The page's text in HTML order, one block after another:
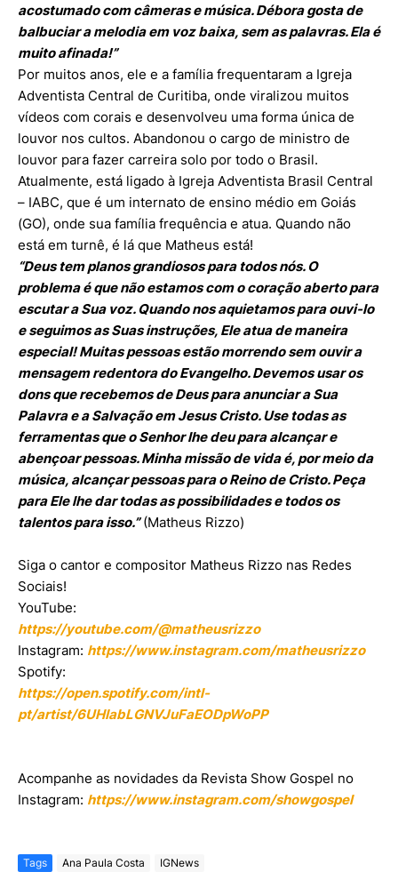
acostumado com câmeras e música. Débora gosta de
balbuciar a melodia em voz baixa, sem as palavras. Ela é
muito afinada!”
Por muitos anos, ele e a família frequentaram a Igreja
Adventista Central de Curitiba, onde viralizou muitos
vídeos com corais e desenvolveu uma forma única de
louvor nos cultos. Abandonou o cargo de ministro de
louvor para fazer carreira solo por todo o Brasil.
Atualmente, está ligado à Igreja Adventista Brasil Central
– IABC, que é um internato de ensino médio em Goiás
(GO), onde sua família frequência e atua. Quando não
está em turnê, é lá que Matheus está!
“Deus tem planos grandiosos para todos nós. O
problema é que não estamos com o coração aberto para
escutar a Sua voz. Quando nos aquietamos para ouvi-lo
e seguimos as Suas instruções, Ele atua de maneira
especial! Muitas pessoas estão morrendo sem ouvir a
mensagem redentora do Evangelho. Devemos usar os
dons que recebemos de Deus para anunciar a Sua
Palavra e a Salvação em Jesus Cristo. Use todas as
ferramentas que o Senhor lhe deu para alcançar e
abençoar pessoas. Minha missão de vida é, por meio da
música, alcançar pessoas para o Reino de Cristo. Peça
para Ele lhe dar todas as possibilidades e todos os
talentos para isso.”(Matheus Rizzo)
Siga o cantor e compositor Matheus Rizzo nas Redes
Sociais!
YouTube:
https://youtube.com/@matheusrizzo
Instagram: https://www.instagram.com/matheusrizzo
Spotify:
https://open.spotify.com/intl-
pt/artist/6UHIabLGNVJuFaEODpWoPP
Acompanhe as novidades da Revista Show Gospel no
Instagram: https://www.instagram.com/showgospel
Tags Ana Paula Costa IGNews